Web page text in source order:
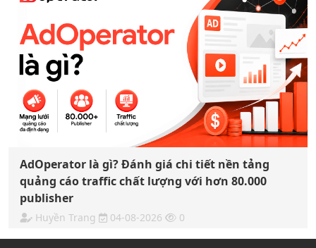
AdOperator là gì? Đánh giá chi tiết nền tảng
quảng cáo traffic chất lượng với hơn 80.000
publisher
Huyền Trang 04-08-2026 0